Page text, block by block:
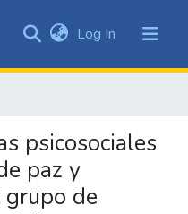
of DSpace
Log In (current)
psicosociales
paz y
grupo de